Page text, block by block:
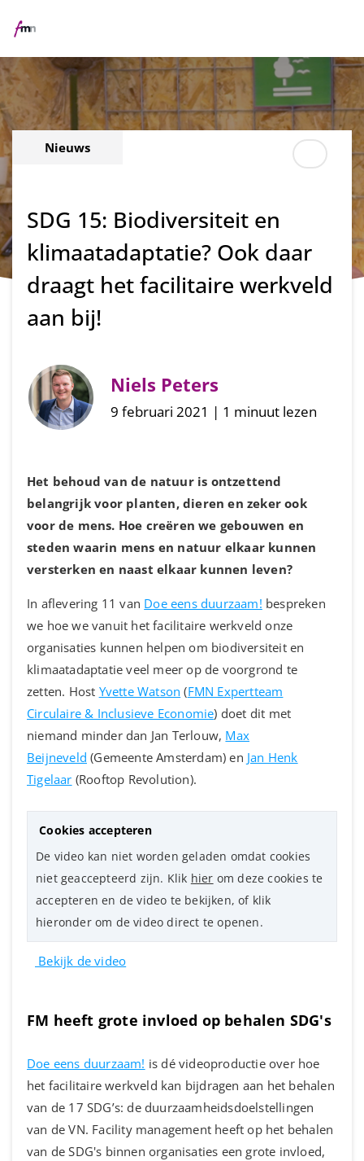
Nieuws
SDG 15: Biodiversiteit en
klimaatadaptatie? Ook daar
draagt het facilitaire werkveld
aan bij!
Niels Peters
9 februari 2021 | 1 minuut lezen
Het behoud van de natuur is ontzettend
belangrijk voor planten, dieren en zeker ook
voor de mens. Hoe creëren we gebouwen en
steden waarin mens en natuur elkaar kunnen
versterken en naast elkaar kunnen leven?
In aflevering 11 van Doe eens duurzaam! bespreken
we hoe we vanuit het facilitaire werkveld onze
organisaties kunnen helpen om biodiversiteit en
klimaatadaptatie veel meer op de voorgrond te
zetten. Host Yvette Watson (FMN Expertteam
Circulaire & Inclusieve Economie) doet dit met
niemand minder dan Jan Terlouw, Max
Beijneveld (Gemeente Amsterdam) en Jan Henk
Tigelaar (Rooftop Revolution).
Cookies accepteren
De video kan niet worden geladen omdat cookies
niet geaccepteerd zijn. Klik hier om deze cookies te
accepteren en de video te bekijken, of klik
hieronder om de video direct te openen.
Bekijk de video
FM heeft grote invloed op behalen SDG's
Doe eens duurzaam! is dé videoproductie over hoe
het facilitaire werkveld kan bijdragen aan het behalen
van de 17 SDG’s: de duurzaamheidsdoelstellingen
van de VN. Facility management heeft op het behalen
van de SDG's binnen organisaties een grote invloed,